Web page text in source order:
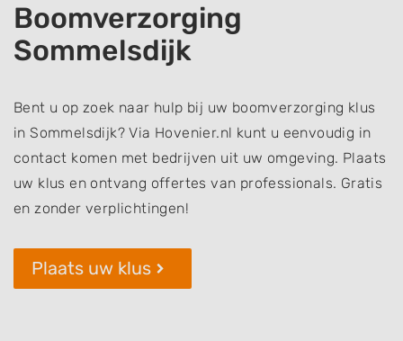
Boomverzorging
Sommelsdijk
Bent u op zoek naar hulp bij uw boomverzorging klus
in Sommelsdijk? Via Hovenier.nl kunt u eenvoudig in
contact komen met bedrijven uit uw omgeving. Plaats
uw klus en ontvang offertes van professionals. Gratis
en zonder verplichtingen!
Plaats uw klus